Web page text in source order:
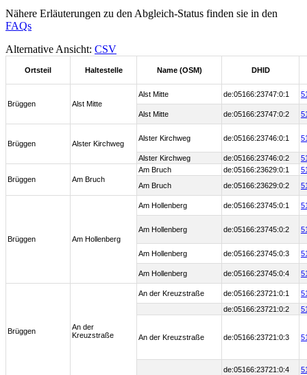
Nähere Erläuterungen zu den Abgleich-Status finden sie in den
FAQs
Alternative Ansicht: CSV
Ortsteil Haltestelle Name (OSM) DHID
Brüggen Alst Mitte
Alst Mitte de:05166:23747:0:1
Alst Mitte de:05166:23747:0:2
Brüggen Alster Kirchweg
Alster Kirchweg de:05166:23746:0:1
Alster Kirchweg de:05166:23746:0:2
Brüggen Am Bruch
Am Bruch de:05166:23629:0:1
Am Bruch
de:05166:23629:0:2
Brüggen Am Hollenberg
Am Hollenberg de:05166:23745:0:1
Am Hollenberg de:05166:23745:0:2
Am Hollenberg de:05166:23745:0:3
Am Hollenberg de:05166:23745:0:4
Brüggen
An der
Kreuzstraße
An der Kreuzstraße de:05166:23721:0:1
de:05166:23721:0:2
An der Kreuzstraße de:05166:23721:0:3
de:05166:23721:0:4